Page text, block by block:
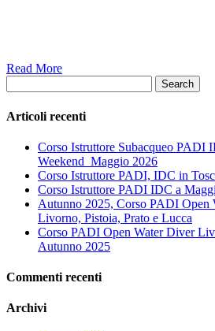
Read More
Search
Articoli recenti
Corso Istruttore Subacqueo PADI
Weekend_Maggio 2026
Corso Istruttore PADI, IDC in
Corso Istruttore PADI IDC a
Autunno 2025, Corso PADI Open
Livorno, Pistoia, Prato e Lucca
Corso PADI Open Water Diver
Autunno 2025
Commenti recenti
Archivi